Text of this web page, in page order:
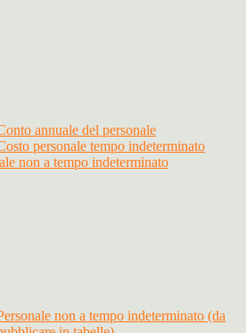
annuale del personale
personale tempo indeterminato
non a tempo indeterminato
non a tempo indeterminato (da